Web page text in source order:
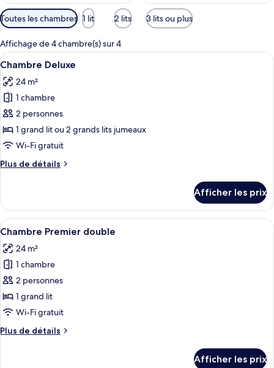
Filtres
disponibles
pour
les
chambres
Toutes les chambres 1 lit 2 lits 3 lits ou plus
Affichage de 4 chambre(s) sur 4
Afficher
toutes
les
photos
pour
ce
type
chambre :
Un lit bien fait, avec une tête de lit,
10
Chambre Deluxe
24 m²
1 chambre
2 personnes
1 grand lit ou 2 grands lits jumeaux
Wi-Fi gratuit
Plus de détails
Plus
Chambre
Deluxe
Afficher les prix
Afficher
toutes
les
photos
pour
ce
type
chambre :
Une chambre moderne avec un lit,
6
Chambre Premier double
24 m²
1 chambre
2 personnes
1 grand lit
Wi-Fi gratuit
Plus de détails
Plus
Afficher les prix